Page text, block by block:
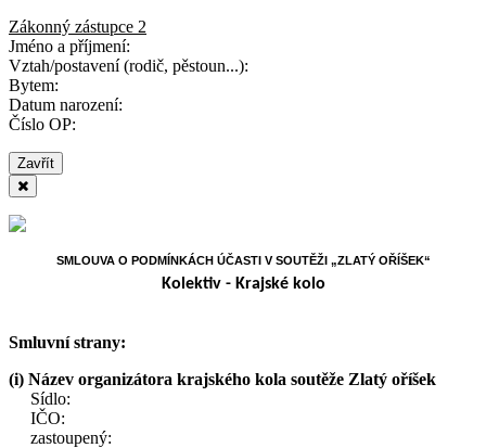
Zákonný zástupce 2
Jméno a příjmení:
Vztah/postavení (rodič, pěstoun...):
Bytem:
Datum narození:
Číslo OP:
Zavřít
SMLOUVA O PODMÍNKÁCH ÚČASTI V SOUTĚŽI „ZLATÝ OŘÍŠEK“
Kolektiv - Krajské kolo
Smluvní strany:
(i) Název organizátora krajského kola soutěže Zlatý oříšek
Sídlo:
IČO:
zastoupený: